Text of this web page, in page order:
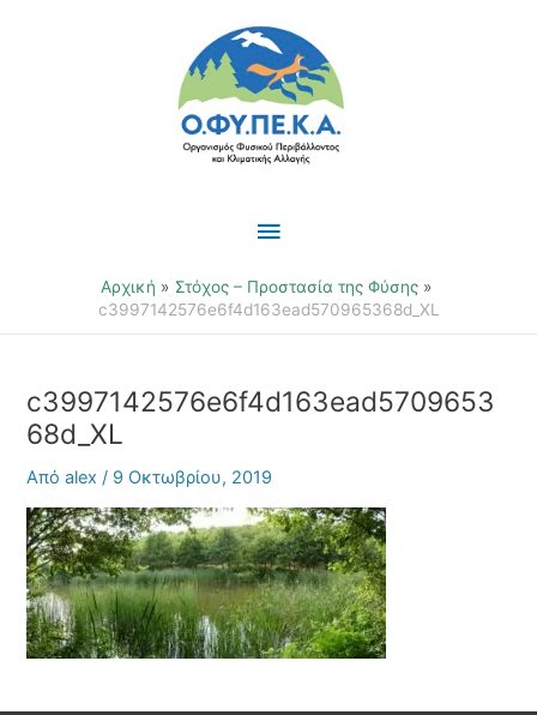
Κύριο
Μενού
Αρχική
Στόχος – Προστασία της Φύσης
c3997142576e6f4d163ead570965368d_XL
c3997142576e6f4d163ead5709653
68d_XL
Απόalex/ 9 Οκτωβρίου, 2019